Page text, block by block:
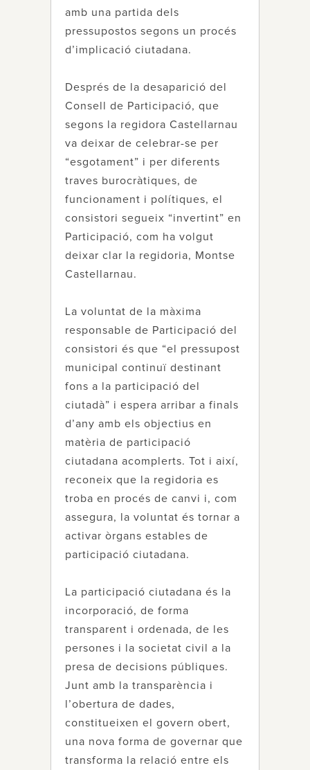
amb una partida dels
pressupostos segons un procés
d’implicació ciutadana.
Després de la desaparició del
Consell de Participació, que
segons la regidora Castellarnau
va deixar de celebrar-se per
“esgotament” i per diferents
traves burocràtiques, de
funcionament i polítiques, el
consistori segueix “invertint” en
Participació, com ha volgut
deixar clar la regidoria, Montse
Castellarnau.
La voluntat de la màxima
responsable de Participació del
consistori és que “el pressupost
municipal continuï destinant
fons a la participació del
ciutadà” i espera arribar a finals
d’any amb els objectius en
matèria de participació
ciutadana acomplerts. Tot i així,
reconeix que la regidoria es
troba en procés de canvi i, com
assegura, la voluntat és tornar a
activar òrgans estables de
participació ciutadana.
La participació ciutadana és la
incorporació, de forma
transparent i ordenada, de les
persones i la societat civil a la
presa de decisions públiques.
Junt amb la transparència i
l’obertura de dades,
constitueixen el govern obert,
una nova forma de governar que
transforma la relació entre els